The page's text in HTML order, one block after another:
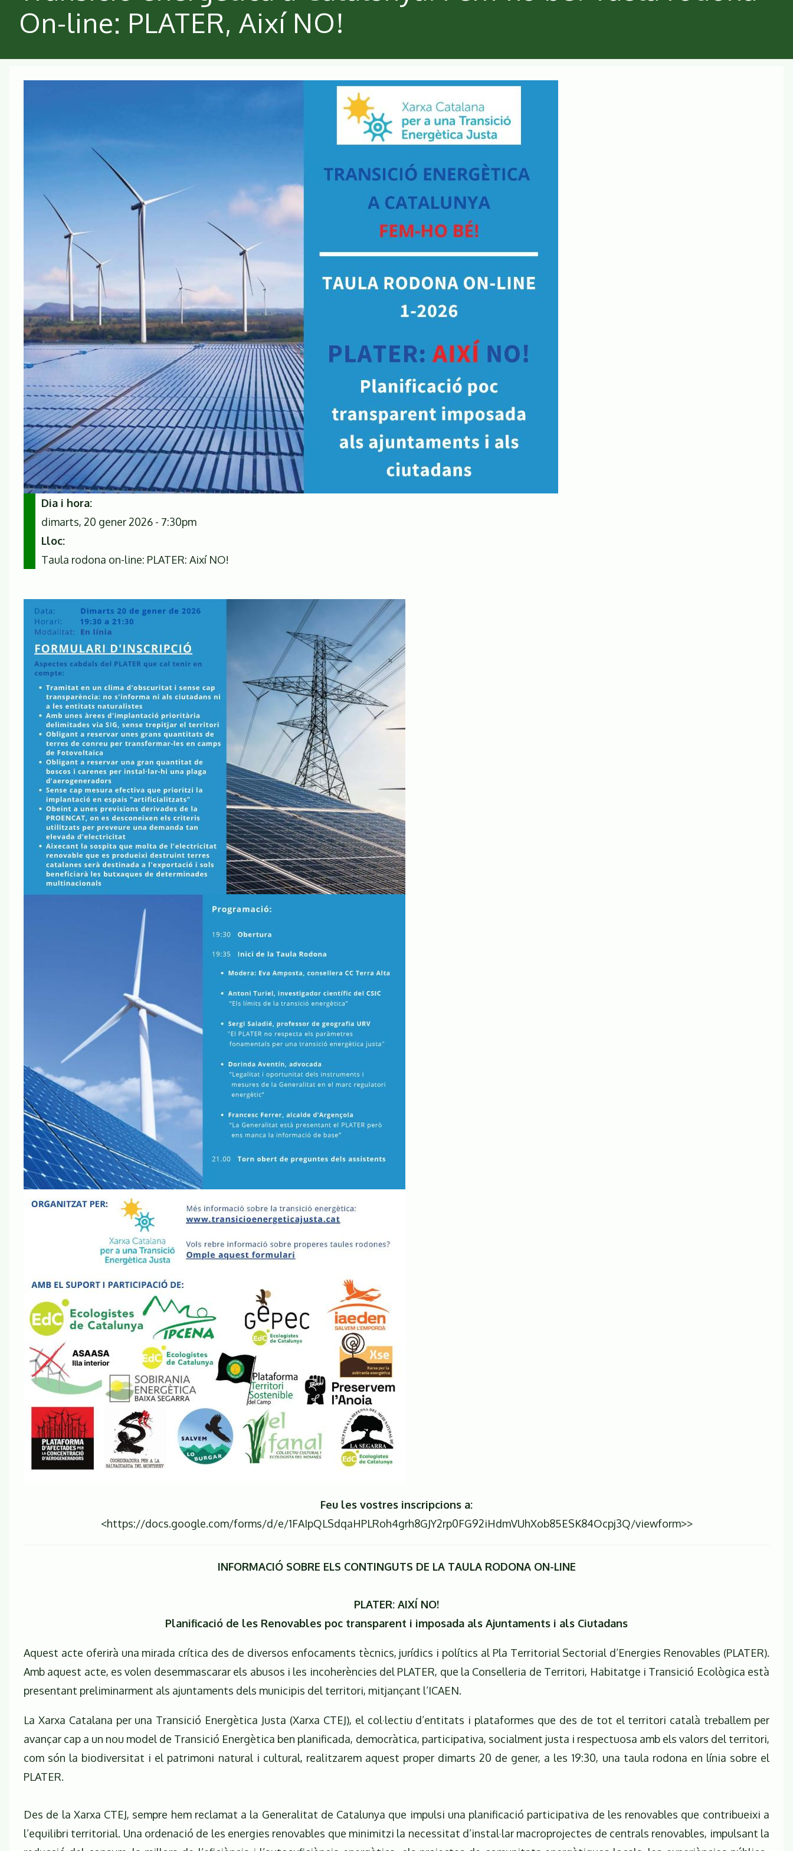
On-line: PLATER, Així NO!
Dia i hora
dimarts, 20 gener 2026 - 7:30pm
Lloc
Taula rodona on-line: PLATER: Així NO!
Feu les vostres inscripcions a:
<https://docs.google.com/forms/d/e/1FAIpQLSdqaHPLRoh4grh8GJY2rp0FG92iHdmVUhXob85ESK84Ocpj3Q/viewform>>
INFORMACIÓ SOBRE ELS CONTINGUTS DE LA TAULA RODONA ON-LINE
PLATER: AIXÍ NO!
Planificació de les Renovables poc transparent i imposada als Ajuntaments i als Ciutadans
Aquest acte oferirà una mirada crítica des de diversos enfocaments tècnics, jurídics i polítics al Pla Territorial Sectorial d’Energies Renovables (PLATER).
Amb aquest acte, es volen desemmascarar els abusos i les incoherències del PLATER, que la Conselleria de Territori, Habitatge i Transició Ecològica està
presentant preliminarment als ajuntaments dels municipis del territori, mitjançant l’ICAEN.
La Xarxa Catalana per una Transició Energètica Justa (Xarxa CTEJ), el col·lectiu d’entitats i plataformes que des de tot el territori català treballem per
avançar cap a un nou model de Transició Energètica ben planificada, democràtica, participativa, socialment justa i respectuosa amb els valors del territori,
com són la biodiversitat i el patrimoni natural i cultural, realitzarem aquest proper dimarts 20 de gener, a les 19:30, una taula rodona en línia sobre el
PLATER.
Des de la Xarxa CTEJ, sempre hem reclamat a la Generalitat de Catalunya que impulsi una planificació participativa de les renovables que contribueixi a
l’equilibri territorial. Una ordenació de les energies renovables que minimitzi la necessitat d’instal·lar macroprojectes de centrals renovables, impulsant la